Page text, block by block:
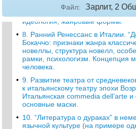
Файл: Зарлит, 2
7. Понятие “эпоха Возрождение”,
особенности, истоки,
идеология, жанровые формы.
• 8. Ранний Ренессанс в Италии.
Бокаччо: признаки жанра
новеллы, структура новелл,
рамки, психологизм. Концепция
человека.
• 9. Развитие театра от
к итальянскому театру эпохи
Итальянская commedia dell’arte и
основные маски.
• 10. “Литература о дураках” в
язычной культуре (на примере